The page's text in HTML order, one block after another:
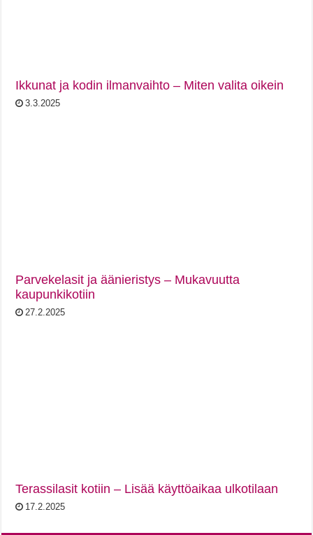
Ikkunat ja kodin ilmanvaihto – Miten valita oikein
3.3.2025
Parvekelasit ja äänieristys – Mukavuutta
kaupunkikotiin
27.2.2025
Terassilasit kotiin – Lisää käyttöaikaa ulkotilaan
17.2.2025